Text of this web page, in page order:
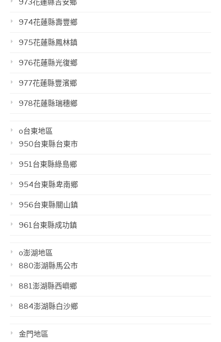
973花蓮縣吉安鄉
974花蓮縣壽豐鄉
975花蓮縣鳳林鎮
976花蓮縣光復鄉
977花蓮縣豐濱鄉
978花蓮縣瑞穗鄉
o台東地區
950台東縣台東市
951台東縣綠島鄉
954台東縣卑南鄉
956台東縣關山鎮
961台東縣成功鎮
o澎湖地區
880澎湖縣馬公市
881澎湖縣西嶼鄉
884澎湖縣白沙鄉
金門地區